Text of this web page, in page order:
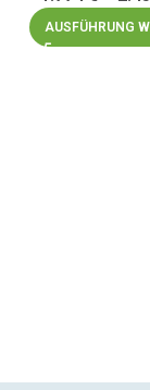
AUSFÜHRUNG